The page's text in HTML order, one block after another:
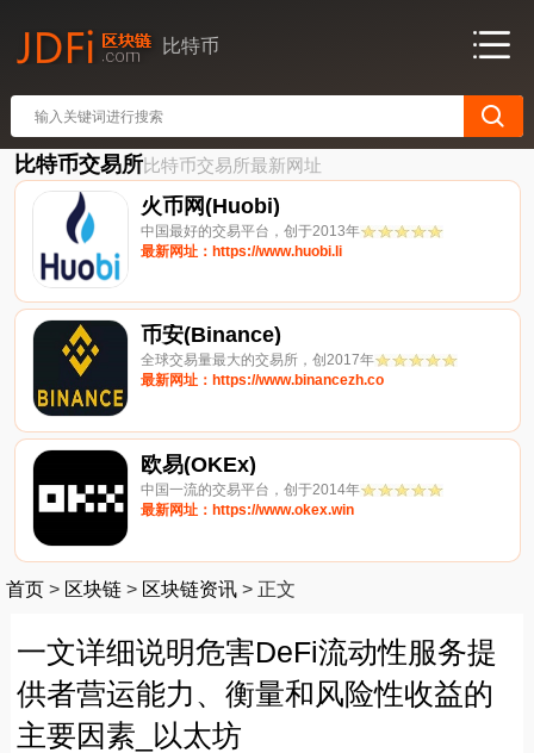
比特币
比特币交易所比特币交易所最新网址
火币网(Huobi)
中国最好的交易平台，创于2013年
最新网址：https://www.huobi.li
币安(Binance)
全球交易量最大的交易所，创2017年
最新网址：https://www.binancezh.co
欧易(OKEx)
中国一流的交易平台，创于2014年
最新网址：https://www.okex.win
首页 > 区块链 > 区块链资讯 > 正文
一文详细说明危害DeFi流动性服务提
供者营运能力、衡量和风险性收益的
主要因素_以太坊